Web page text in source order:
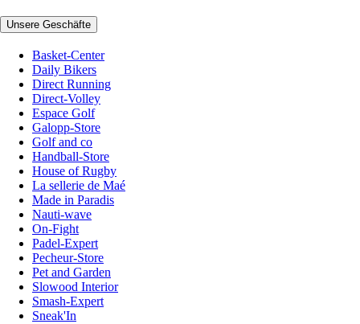
Unsere Geschäfte
Basket-Center
Daily Bikers
Direct Running
Direct-Volley
Espace Golf
Galopp-Store
Golf and co
Handball-Store
House of Rugby
La sellerie de Maé
Made in Paradis
Nauti-wave
On-Fight
Padel-Expert
Pecheur-Store
Pet and Garden
Slowood Interior
Smash-Expert
Sneak'In